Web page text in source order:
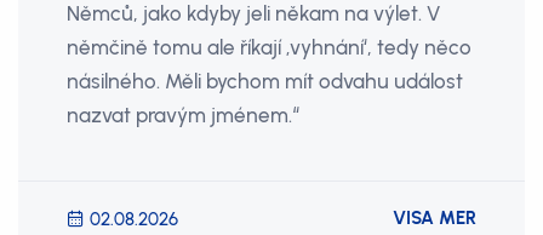
Němců, jako kdyby jeli někam na výlet. V
němčině tomu ale říkají ‚vyhnání‘, tedy něco
násilného. Měli bychom mít odvahu událost
nazvat pravým jménem.“
02.08.2026 VISA MER